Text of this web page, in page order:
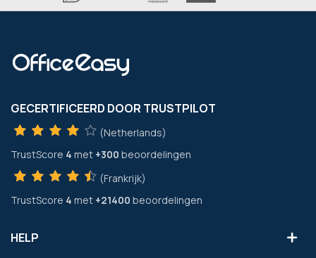
GECERTIFICEERD DOOR TRUSTPILOT
(Netherlands)
TrustScore 4 met +300 beoordelingen
(Frankrijk)
TrustScore 4 met +21400 beoordelingen
HELP